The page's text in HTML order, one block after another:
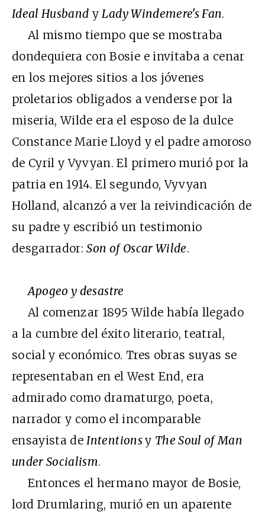
Ideal Husband yLady Windemere's Fan.
Al mismo tiempo que se mostraba
dondequiera con Bosie e invitaba a cenar
en los mejores sitios a los jóvenes
proletarios obligados a venderse por la
miseria, Wilde era el esposo de la dulce
Constance Marie Lloyd y el padre amoroso
de Cyril y Vyvyan. El primero murió por la
patria en 1914. El segundo, Vyvyan
Holland, alcanzó a ver la reivindicación de
su padre y escribió un testimonio
desgarrador:Son of Oscar Wilde.
Apogeo y desastre
Al comenzar 1895 Wilde había llegado
a la cumbre del éxito literario, teatral,
social y económico. Tres obras suyas se
representaban en el West End, era
admirado como dramaturgo, poeta,
narrador y como el incomparable
ensayista deIntentionsy The Soul of Man
under Socialism.
Entonces el hermano mayor de Bosie,
lord Drumlaring, murió en un aparente